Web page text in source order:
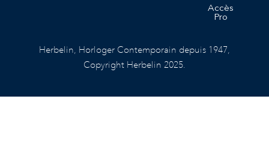
Accès
Pro
Herbelin, Horloger Contemporain depuis 1947,
Copyright Herbelin 2025.